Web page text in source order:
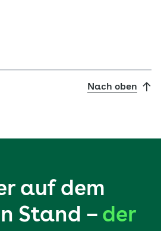
Nach oben
auf dem
Stand – der